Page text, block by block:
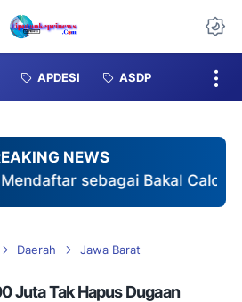
APDESI ASDP
NEWS
Calon Kepala Desa
Daerah Jawa Barat
Juta Tak Hapus Dugaan